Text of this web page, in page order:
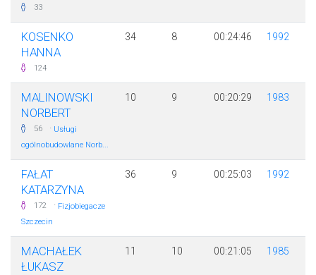
33
KOSENKO
HANNA
124
34 8 00:24:46 1992
MALINOWSKI
NORBERT
56 · Usługi
ogólnobudowlane Norb...
10 9 00:20:29 1983
FAŁAT
KATARZYNA
172 · Fizjobiegacze
Szczecin
36 9 00:25:03 1992
MACHAŁEK
ŁUKASZ
11 10 00:21:05 1985